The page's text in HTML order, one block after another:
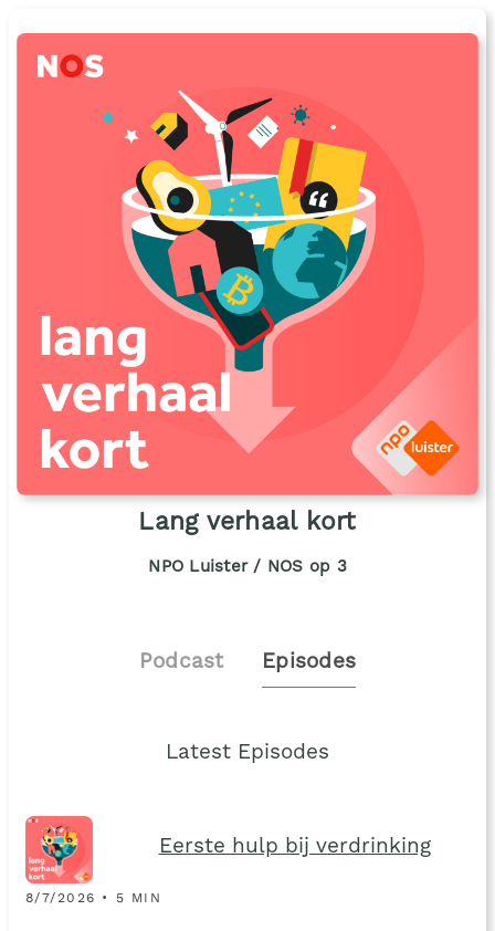
Lang verhaal kort
NPO Luister / NOS op 3
Podcast Episodes
Latest Episodes
Eerste hulp bij verdrinking
8/7/2026 • 5 MIN